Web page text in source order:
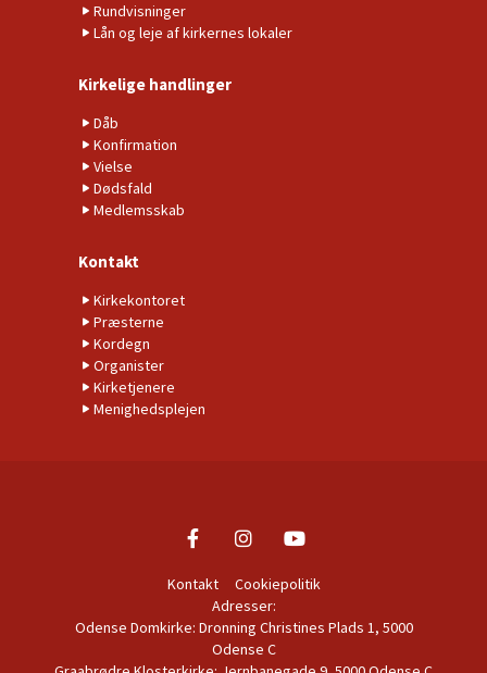
Rundvisninger
Lån og leje af kirkernes lokaler
Kirkelige handlinger
Dåb
Konfirmation
Vielse
Dødsfald
Medlemsskab
Kontakt
Kirkekontoret
Præsterne
Kordegn
Organister
Kirketjenere
Menighedsplejen
Kontakt
Cookiepolitik
Adresser:
Odense Domkirke: Dronning Christines Plads 1, 5000
Odense C